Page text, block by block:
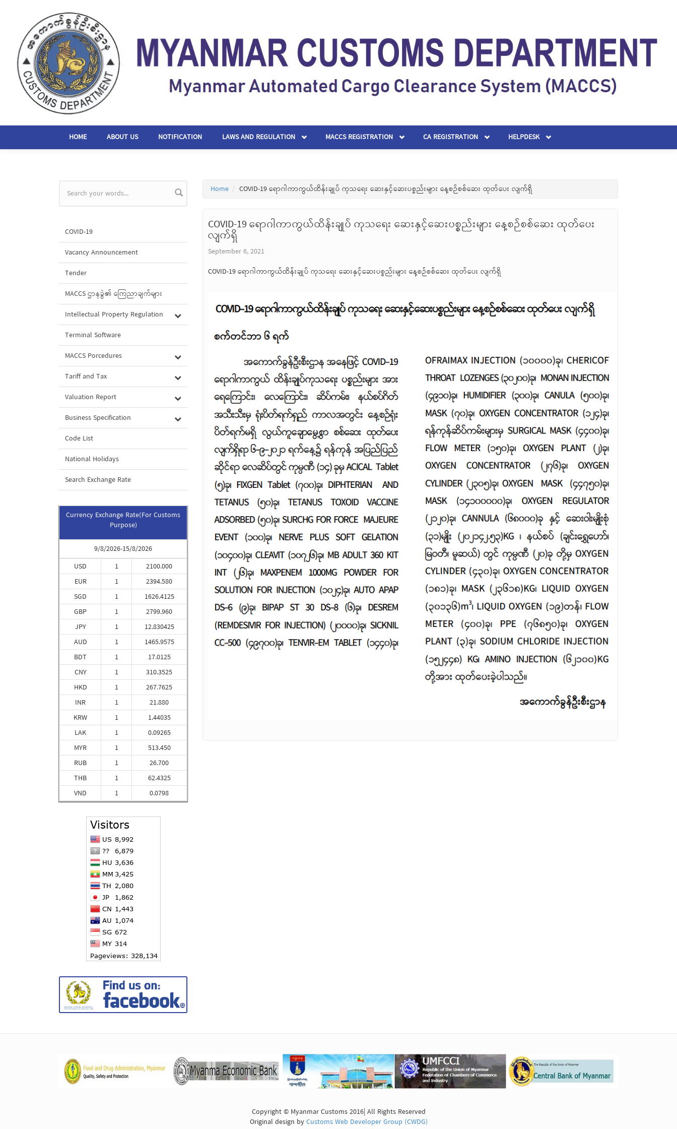
HOME ABOUT US NOTIFICATION LAWS AND REGULATION MACCS REGISTRATION CA REGISTRATION HELPDESK
Search form
COVID-19
Vacancy Announcement
Tender
MACCS ဌာနခွဲ၏ ကြေညာချက်များ
Intellectual Property Regulation
Terminal Software
MACCS Porcedures
Tariff and Tax
Valuation Report
Business Specification
Code List
National Holidays
Search Exchange Rate
Currency Exchange Rate(For Customs
Purpose)
9/8/2026-15/8/2026
USD
EUR
SGD
GBP
JPY
AUD
BDT
CNY
HKD
INR
KRW
LAK
MYR
RUB
THB
VND
1
1
1
1
1
1
1
1
1
1
1
1
1
1
1
1
2100.000
2394.580
1626.4125
2799.960
12.830425
1465.9575
17.0125
310.3525
267.7625
21.880
1.44035
0.09265
513.450
26.700
62.4325
0.0798
Home COVID-19 ရောဂါကာကွယ်ထိန်းချုပ် ကုသရေး ဆေးနှင့်ဆေးပစ္စည်းများ နေ့စဉ်စစ်ဆေး ထုတ်ပေး လျက်ရှိ
COVID-19 ရောဂါကာကွယ်ထိန်းချုပ် ကုသရေး ဆေးနှင့်ဆေးပစ္စည်းများ နေ့စဉ်စစ်ဆေး ထုတ်ပေး
လျက်ရှိ
September 6, 2021
COVID-19 ရောဂါကာကွယ်ထိန်းချုပ် ကုသရေး ဆေးနှင့်ဆေးပစ္စည်းများ နေ့စဉ်စစ်ဆေး ထုတ်ပေး လျက်ရှိ
Copyright © Myanmar Customs 2016| All Rights Reserved
Original design byCustoms Web Developer Group (CWDG)